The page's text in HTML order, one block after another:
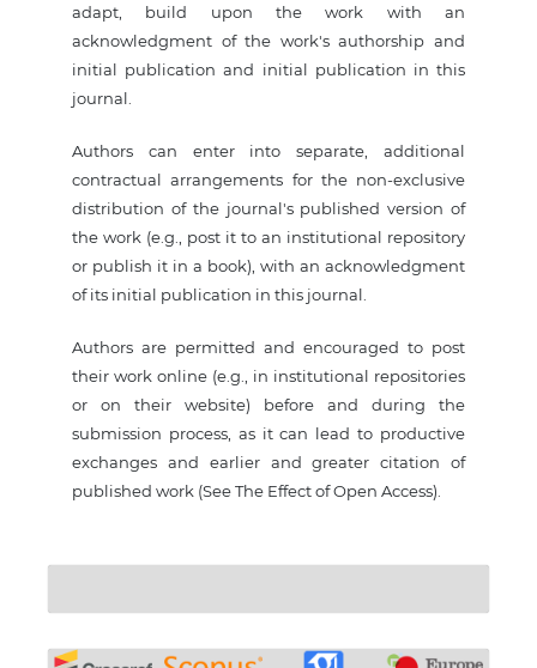
adapt, build upon the work with an
acknowledgment of the work's authorship and
initial publication and initial publication in this
journal.
Authors can enter into separate, additional
contractual arrangements for the non-exclusive
distribution of the journal's published version of
the work (e.g., post it to an institutional repository
or publish it in a book), with an acknowledgment
of its initial publication in this journal.
Authors are permitted and encouraged to post
their work online (e.g., in institutional repositories
or on their website) before and during the
submission process, as it can lead to productive
exchanges and earlier and greater citation of
published work (See The Effect of Open Access).